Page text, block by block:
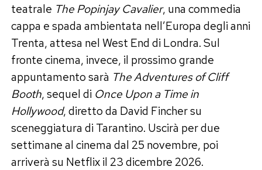
teatrale The Popinjay Cavalier, una commedia
cappa e spada ambientata nell’Europa degli anni
Trenta, attesa nel West End di Londra. Sul
fronte cinema, invece, il prossimo grande
appuntamento sarà The Adventures of Cliff
Booth, sequel di Once Upon a Time in
Hollywood, diretto da David Fincher su
sceneggiatura di Tarantino. Uscirà per due
settimane al cinema dal 25 novembre, poi
arriverà su Netflix il 23 dicembre 2026.